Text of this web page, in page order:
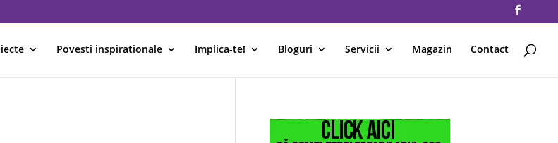
Povesti inspirationale Implica-te! Bloguri Servicii Magazin Contact